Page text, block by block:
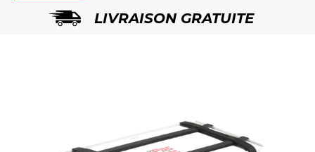
LIVRAISON GRATUITE